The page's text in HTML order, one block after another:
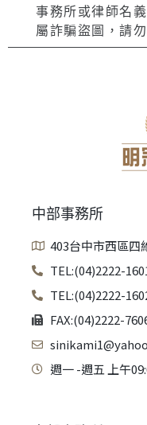
事務所或律師名
屬詐騙盜圖，請勿
中部事務所
403台中市西區四
TEL:(04)2222-
TEL:(04)2222-
FAX:(04)2222-
週一 -週五 上午